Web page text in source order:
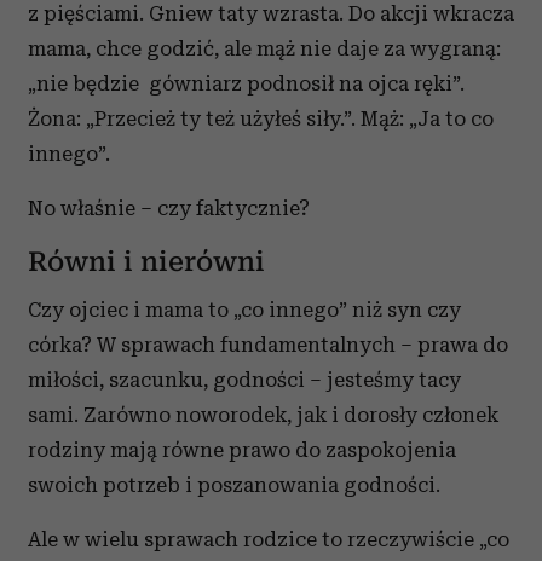
z pięściami. Gniew taty wzrasta. Do akcji wkracza
mama, chce godzić, ale mąż nie daje za wygraną:
„nie będzie gówniarz podnosił na ojca ręki”.
Żona: „Przecież ty też użyłeś siły.”. Mąż: „Ja to co
innego”.
No właśnie – czy faktycznie?
Równi i nierówni
Czy ojciec i mama to „co innego” niż syn czy
córka? W sprawach fundamentalnych – prawa do
miłości, szacunku, godności – jesteśmy tacy
sami. Zarówno noworodek, jak i dorosły członek
rodziny mają równe prawo do zaspokojenia
swoich potrzeb i poszanowania godności.
Ale w wielu sprawach rodzice to rzeczywiście „co